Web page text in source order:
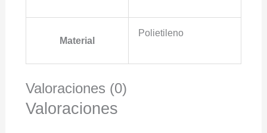
Material
Polietileno
Valoraciones (0)
Valoraciones